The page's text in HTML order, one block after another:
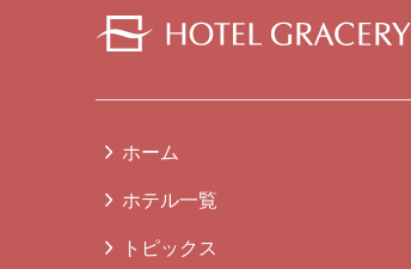
ホーム
ホテル一覧
トピックス